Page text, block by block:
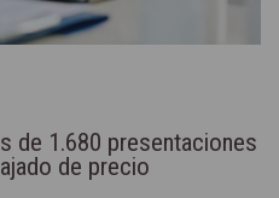
de 1.680 presentaciones
de precio